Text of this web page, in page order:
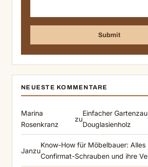
NEUESTE KOMMENTARE
Marina
Rosenkranz
zu
Einfacher
Douglasienholz
Janzu
Know-How für Möbelbauer: Alles
Confirmat-Schrauben und ihre